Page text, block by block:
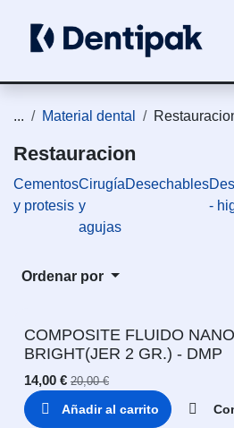
... Material dental
Restauracion
Cementos
y protesis
Cirugía
y
agujas
Desechables
-
Ordenar por
COMPOSITE FLUIDO
BRIGHT(JER 2 GR.) - DMP
14,00 € 20,00€
Añadir al carrito